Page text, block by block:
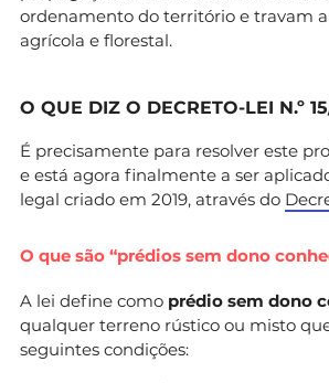
ordenamento do território e travam
agrícola e florestal.
O QUE DIZ O DECRETO-LEI N.º
É precisamente para resolver este
e está agora finalmente a ser
legal criado em 2019, através do
O que são “prédios sem dono
A lei define como prédio sem dono
qualquer terreno rústico ou misto
seguintes condições: